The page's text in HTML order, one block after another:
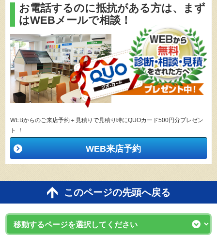
お電話するのに抵抗がある方は、
まず
はWEBメールで相談！
WEBからのご来店予約＋見積りで見積り時にQUOカード500円分プレゼン
ト ！
WEB来店予約
このページの先頭へ戻る